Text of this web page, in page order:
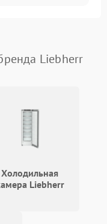
Liebherr
Холодильная
Liebherr